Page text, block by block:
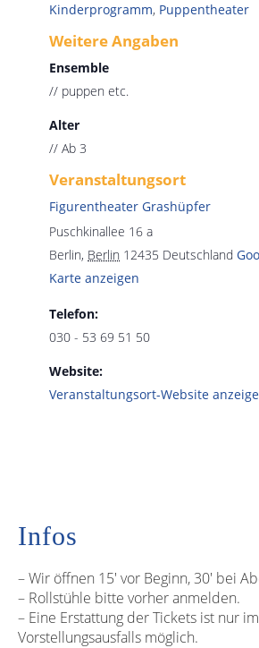
Kinderprogramm, Puppentheater
Veranstaltungsort
Figurentheater Grashüpfer
Puschkinallee 16 a
Berlin, Berlin 12435 Deutschland
Karte anzeigen
Telefon:
030 - 53 69 51 50
Website:
Veranstaltungsort-Website
Weitere Angaben
Ensemble
// puppen etc.
Alter
// Ab 3
Infos
– Wir öffnen 15′ vor Beginn, 30′ bei
– Rollstühle bitte vorher anmelden.
– Eine Erstattung der Tickets ist nur
Vorstellungsausfalls möglich.